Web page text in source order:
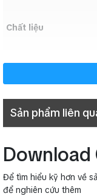
Chất liệu
Sản phẩm liên
Để tìm hiểu kỹ hơn về
để nghiên cứu thêm